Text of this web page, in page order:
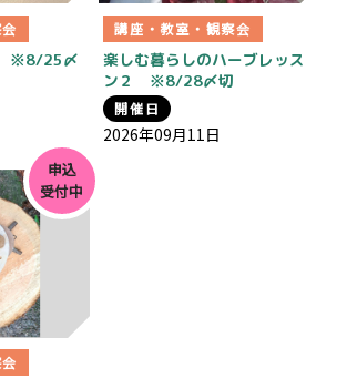
※8/25〆
講座・教室・観察会
楽しむ暮らしのハーブレッス
ン２ ※8/28〆切
開催日
2026年09月11日
申込
受付中